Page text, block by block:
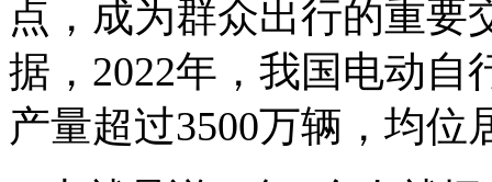
点，成为群众出行的重要
据，2022年，我国电动自
产量超过3500万辆，均位